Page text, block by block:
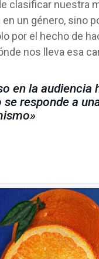
clasificar nuestra
un género, sino
por el hecho de
nos lleva esa
en la audiencia
se responde a